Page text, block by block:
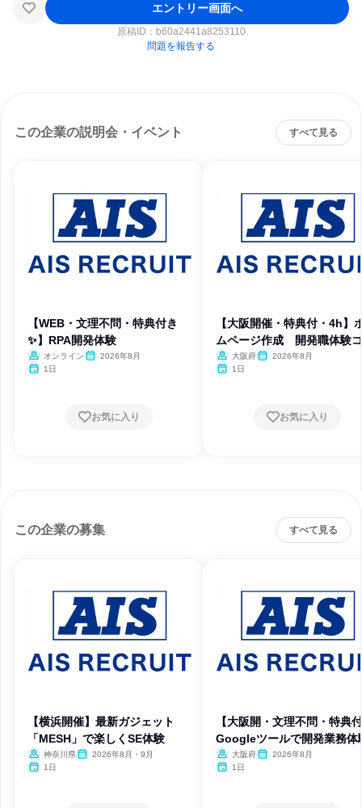
エントリー画面へ
原稿ID： b60a2441a8253110
問題を報告する
この企業の説明会・イベント すべて見る
【WEB・文理不問・特典付き
✨】RPA開発体験
オンライン
2026年8月
1日
お気に入り
【大阪開催・特典付・4h】
ムページ作成 開発職体験
ス
大阪府
2026年8月
1日
お気に入り
この企業の募集 すべて見る
【横浜開催】最新ガジェット
「MESH」で楽しくSE体験
神奈川県
2026年8月・9月
1日
【大阪開・文理不問・特典
Googleツールで開発業務体
大阪府
2026年8月
1日